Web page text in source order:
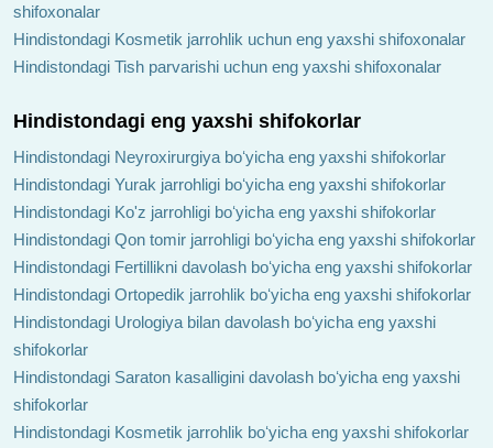
shifoxonalar
Hindistondagi Kosmetik jarrohlik uchun eng yaxshi shifoxonalar
Hindistondagi Tish parvarishi uchun eng yaxshi shifoxonalar
Hindistondagi eng yaxshi shifokorlar
Hindistondagi Neyroxirurgiya boʻyicha eng yaxshi shifokorlar
Hindistondagi Yurak jarrohligi boʻyicha eng yaxshi shifokorlar
Hindistondagi Ko'z jarrohligi boʻyicha eng yaxshi shifokorlar
Hindistondagi Qon tomir jarrohligi boʻyicha eng yaxshi shifokorlar
Hindistondagi Fertillikni davolash boʻyicha eng yaxshi shifokorlar
Hindistondagi Ortopedik jarrohlik boʻyicha eng yaxshi shifokorlar
Hindistondagi Urologiya bilan davolash boʻyicha eng yaxshi
shifokorlar
Hindistondagi Saraton kasalligini davolash boʻyicha eng yaxshi
shifokorlar
Hindistondagi Kosmetik jarrohlik boʻyicha eng yaxshi shifokorlar